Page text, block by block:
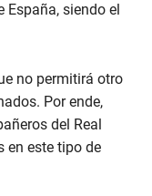
siendo el
no permitirá otro
Por ende,
del Real
en este tipo de